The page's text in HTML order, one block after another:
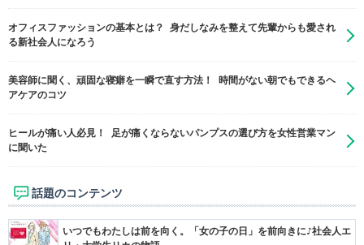
オフィスファッションの基本とは？ 身だしなみを整えて先輩からも愛され
る新社会人になろう
美容師に聞く、頑固な寝癖を一瞬で直す方法！ 時間がない朝でもできるヘ
アケアのコツ
ヒールが痛い人必見！ 足が痛くならないパンプスの選び方を女性営業マン
に聞いた
話題のコンテンツ
いつでもわたしは前を向く。「女の子の日」を前向きに♪社会人エ